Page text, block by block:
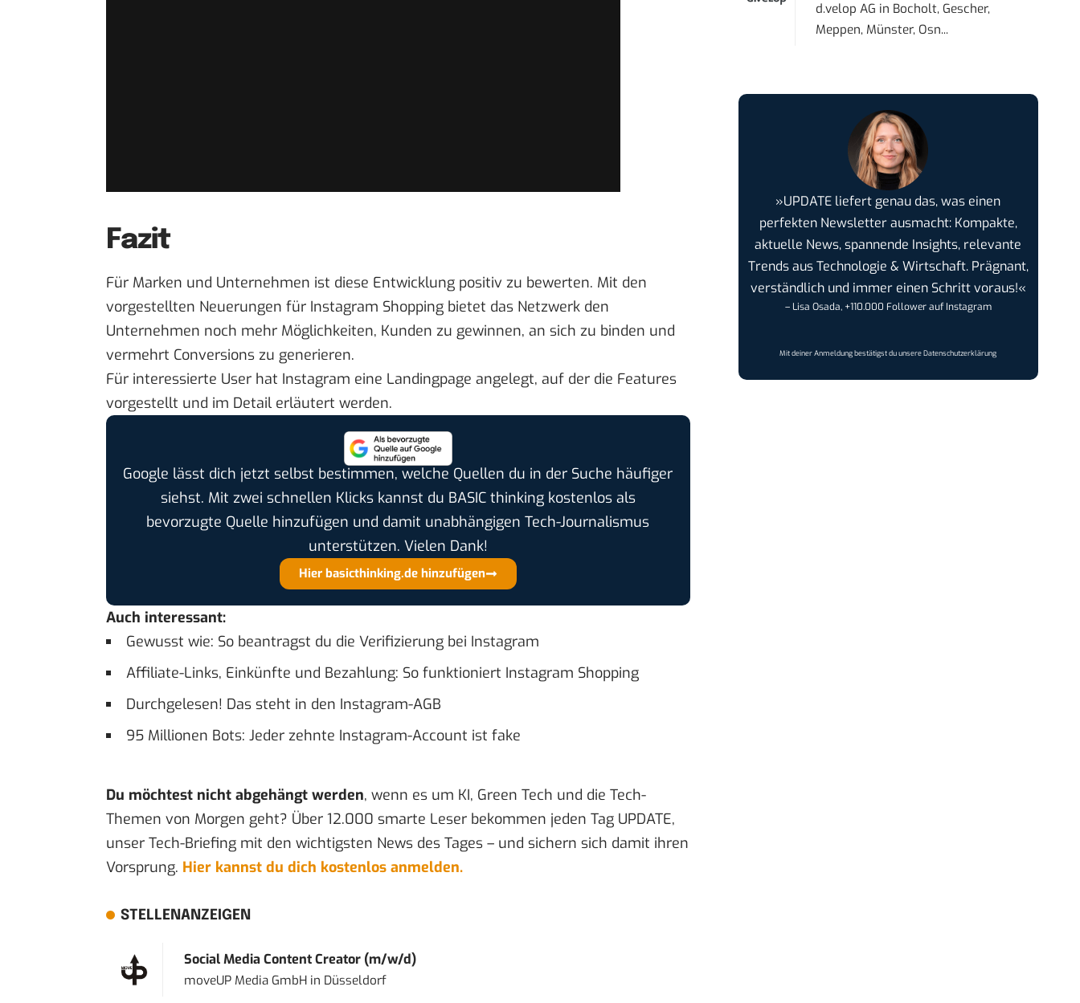
Fazit
Für Marken und Unternehmen ist diese Entwicklung positiv zu bewerten. Mit den
vorgestellten Neuerungen für Instagram Shopping bietet das Netzwerk den
Unternehmen noch mehr Möglichkeiten, Kunden zu gewinnen, an sich zu binden und
vermehrt Conversions zu generieren.
Für interessierte User hat Instagram eine Landingpage angelegt, auf der die Features
vorgestellt und im Detail erläutert werden.
Google lässt dich jetzt selbst bestimmen, welche Quellen du in der Suche häufiger
siehst. Mit zwei schnellen Klicks kannst du BASIC thinking kostenlos als
bevorzugte Quelle hinzufügen und damit unabhängigen Tech-Journalismus
unterstützen. Vielen Dank!
Hier basicthinking.de hinzufügen
Auch interessant:
Gewusst wie: So beantragst du die Verifizierung bei Instagram
Affiliate-Links, Einkünfte und Bezahlung: So funktioniert Instagram Shopping
Durchgelesen! Das steht in den Instagram-AGB
95 Millionen Bots: Jeder zehnte Instagram-Account ist fake
Du möchtest nicht abgehängt werden, wenn es um KI, Green Tech und die Tech-
Themen von Morgen geht? Über 12.000 smarte Leser bekommen jeden Tag UPDATE,
unser Tech-Briefing mit den wichtigsten News des Tages – und sichern sich damit ihren
Vorsprung. Hier kannst du dich kostenlos anmelden.
STELLENANZEIGEN
Social Media Content Creator (m/w/d)
moveUP Media GmbHin Düsseldorf
d.velop AG in Bocholt, Gescher,
Meppen, Münster, Osn...
»UPDATE liefert genau das, was einen
perfekten Newsletter ausmacht: Kompakte,
aktuelle News, spannende Insights, relevante
Trends aus Technologie & Wirtschaft. Prägnant,
verständlich und immer einen Schritt voraus!«
– Lisa Osada, +110.000 Follower auf Instagram
Mit deiner Anmeldung bestätigst du unsereDatenschutzerklärung